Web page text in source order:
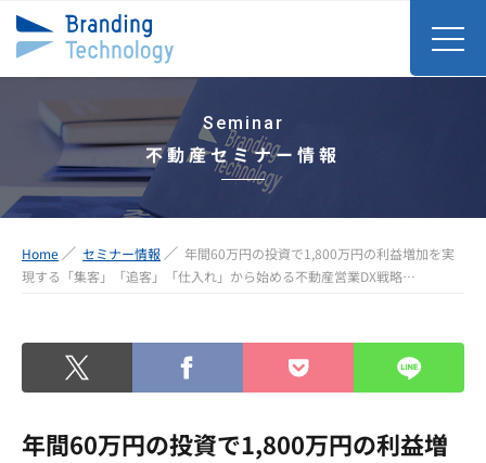
Seminar
不動産セミナー情報
Home セミナー情報
年間60万円の投資で1,800万円の利益増加を実
現する「集客」「追客」「仕入れ」から始める不動産営業DX戦略…
年間60万円の投資で1,800万円の利益増